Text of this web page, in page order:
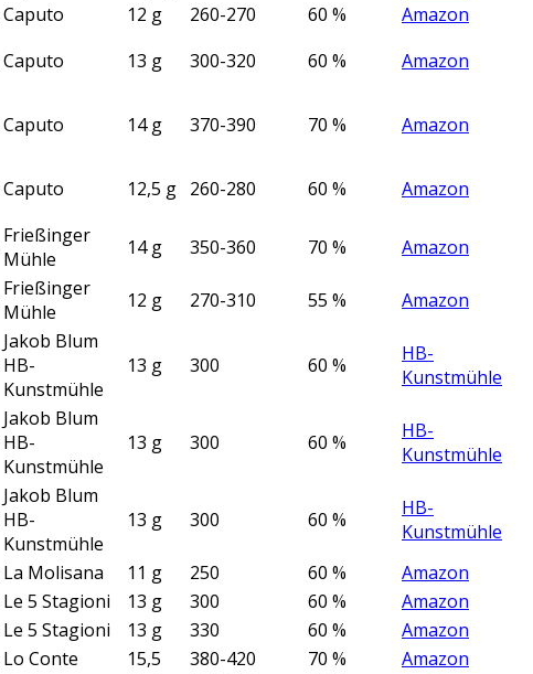
Caputo 12 g 260-270 60 %
Amazon
Caputo 13 g 300-320 60 % Amazon
Caputo 14 g 370-390 70 % Amazon
Caputo 12,5 g 260-280 60 % Amazon
Frießinger
Mühle
14 g 350-360 70 % Amazon
Frießinger
Mühle
12 g 270-310 55 % Amazon
Jakob Blum
HB-
Kunstmühle
13 g 300 60 %
HB-
Kunstmühle
Jakob Blum
HB-
Kunstmühle
13 g 300 60 %
HB-
Kunstmühle
Jakob Blum
HB-
Kunstmühle
13 g 300 60 %
HB-
Kunstmühle
La Molisana 11 g 250 60 %
Amazon
Le 5 Stagioni 13 g 300 60 %
Amazon
Le 5 Stagioni 13 g 330 60 %
Amazon
Lo Conte 15,5 380-420 70 %
Amazon